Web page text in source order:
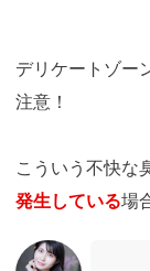
デリケートゾー
注意！
こういう不快な
発生している場